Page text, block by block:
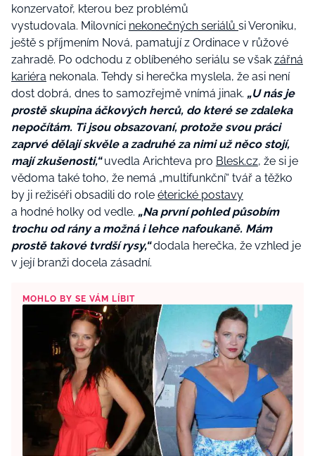
konzervatoř, kterou bez problémů
vystudovala. Milovníci nekonečných seriálů si Veroniku,
ještě s příjmením Nová, pamatují z Ordinace v růžové
zahradě. Po odchodu z oblíbeného seriálu se však zářná
kariéra nekonala. Tehdy si herečka myslela, že asi není
dost dobrá, dnes to samozřejmě vnímá jinak. „U nás je
prostě skupina áčkových herců, do které se zdaleka
nepočítám. Ti jsou obsazovaní, protože svou práci
zaprvé dělají skvěle a zadruhé za nimi už něco stojí,
mají zkušenosti,“uvedla Arichteva pro Blesk.cz, že si je
vědoma také toho, že nemá „multifunkční“ tvář a těžko
by ji režiséři obsadili do role éterické postavy
a hodné holky od vedle. „Na první pohled působím
trochu od rány a možná i lehce nafoukaně. Mám
prostě takové tvrdší rysy,“dodala herečka, že vzhled je
v její branži docela zásadní.
MOHLO BY SE VÁM LÍBIT